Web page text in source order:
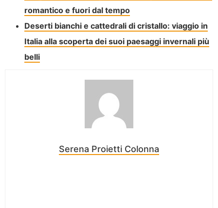
romantico e fuori dal tempo
Deserti bianchi e cattedrali di cristallo: viaggio in
Italia alla scoperta dei suoi paesaggi invernali più
belli
Serena Proietti Colonna